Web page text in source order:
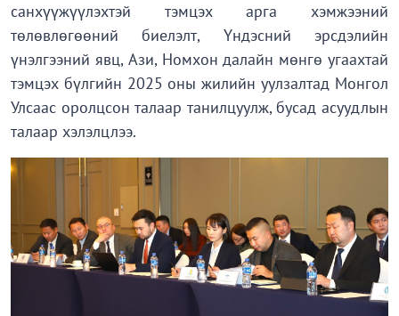
санхүүжүүлэхтэй тэмцэх арга хэмжээний
төлөвлөгөөний биелэлт, Үндэсний эрсдэлийн
үнэлгээний явц, Ази, Номхон далайн мөнгө угаахтай
тэмцэх бүлгийн 2025 оны жилийн уулзалтад Монгол
Улсаас оролцсон талаар танилцуулж, бусад асуудлын
талаар хэлэлцлээ.